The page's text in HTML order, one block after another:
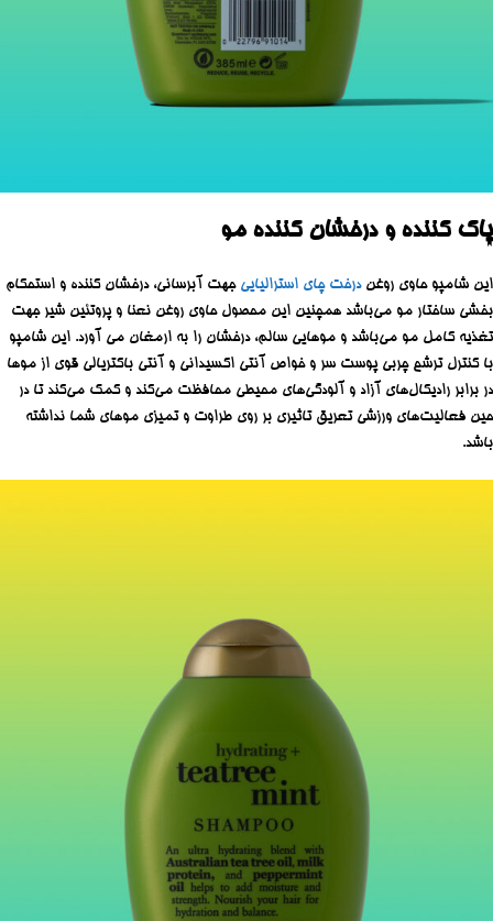
پاک کننده و درخشان کننده مو
این شامپو حاوی روغندرخت چای استرالیایی جهت آبرسانی، درخشان کننده و استحکام
بخشی ساختار مو می‌باشد همچنین این محصول حاوی روغن نعنا و پروتئین شیر جهت
تغذیه کامل مو می‌باشد و موهایی سالم، درخشان را به ارمغان می آورد. این شامپو
با کنترل ترشح چربی پوست سر و خواص آنتی اکسیدانی و آنتی باکتریالی قوی از موها
در برابر رادیکال‌های آزاد و آلودگی‌های محیطی محافظت می‌کند و کمک می‌کند تا در
حین فعالیت‌های ورزشی تعریق تاثیری بر روی طراوت و تمیزی موهای شما‌ نداشته
باشد.